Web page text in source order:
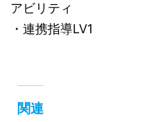
アビリティ
・連携指導LV1
関連